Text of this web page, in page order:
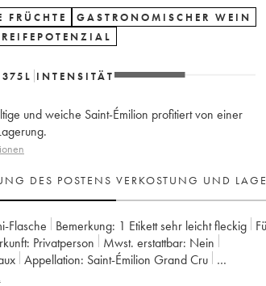
FRÜCHTE
GASTRONOMISCHER WEIN
L INTENSITÄT
und weiche Saint-Émilion profitiert von einer
DES POSTENS VERKOSTUNG UND
Flasche Bemerkung: 1 Etikett sehr leicht fleckig
privatperson Mwst. erstattbar:
nein
Appellation:
Saint-Émilion Grand Cru